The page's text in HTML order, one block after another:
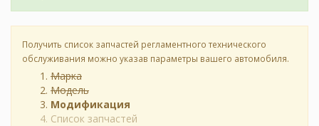
Получить список запчастей регламентного технического
обслуживания можно указав параметры вашего автомобиля.
Марка
Модель
Модификация
Список запчастей